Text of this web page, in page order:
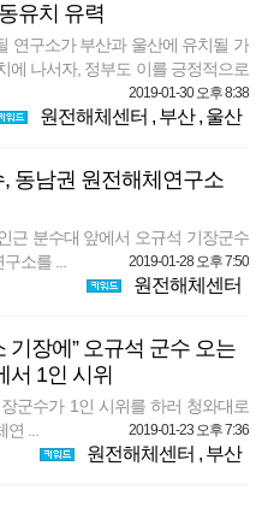
유치 유력
연구소가 부산과 울산에 유치될 가
에 나서자, 정부도 이를 긍정적으로
2019-01-30 오후 8:38
원전해체센터 , 부산, 울산
동남권 원전해체연구소
근 분수대 앞에서 오규석 기장군수
소를 ...
2019-01-28 오후 7:50
원전해체센터
기장에” 오규석 군수 오는
서 1인 시위
군수가 1인 시위를 하러 청와대로
...
2019-01-23 오후 7:36
원전해체센터 , 부산